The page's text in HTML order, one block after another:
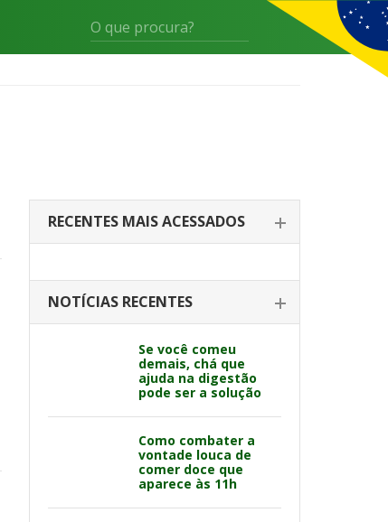
RECENTES MAIS ACESSADOS
NOTÍCIAS RECENTES
Se você comeu
demais, chá que
ajuda na digestão
pode ser a solução
Como combater a
vontade louca de
comer doce que
aparece às 11h